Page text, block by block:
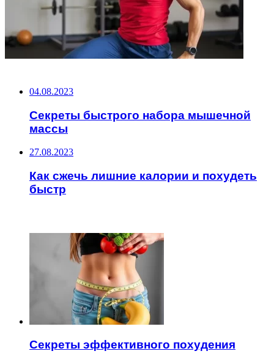
04.08.2023
Секреты быстрого набора мышечной
массы
27.08.2023
Как сжечь лишние калории и похудеть
быстр
Секреты эффективного похудения